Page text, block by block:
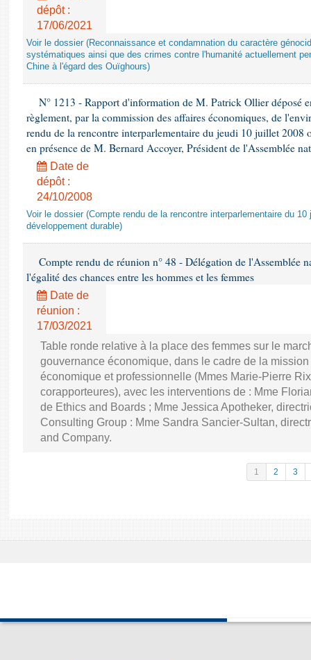
dépôt :
17/06/2021
Voir le dossier (Reconnaissance et condamnation du caractère
systématiques ainsi que des crimes contre l'humanité actuellement
Chine à l'égard des Ouïghours)
N° 1213 - Rapport d'information de M. Patrick Ollier déposé
règlement, par la commission des affaires économiques, de
rendu de la rencontre interparlementaire du jeudi 10 juillet 2008
en présence de M. Bernard Accoyer, Président de l'Assemblée
Date de
dépôt :
24/10/2008
Voir le dossier (Compte rendu de la rencontre interparlementaire du
développement durable)
Compte rendu de réunion n° 48 - Délégation de l'Assemblée
l'égalité des chances entre les hommes et les femmes
Date de
réunion :
17/03/2021
Table ronde relative à la place des femmes sur le
gouvernance économique, dans le cadre de la
économique et professionnelle (Mmes Marie-Pierre
corapporteures), avec les interventions de : Mme
de Ethics and Boards ; Mme Jessica Apotheker,
Consulting Group : Mme Sandra Sancier-Sultan,
and Company.
1 2 3